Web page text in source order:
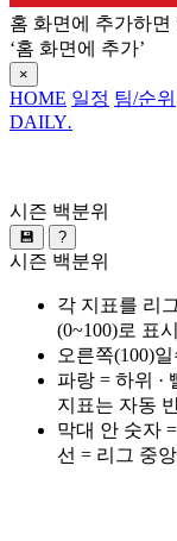
홈 화면에 추가하면
‘홈 화면에 추가’
×
HOME 일정 팀/순위
DAILY.
시즌 백분위
💾 ?
시즌 백분위
각 지표를 리
(0~100)로 표시
오른쪽(100)
파랑 = 하위 ·
지표는 자동
막대 안 숫자
선 = 리그 중